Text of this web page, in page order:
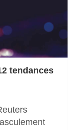
tendances